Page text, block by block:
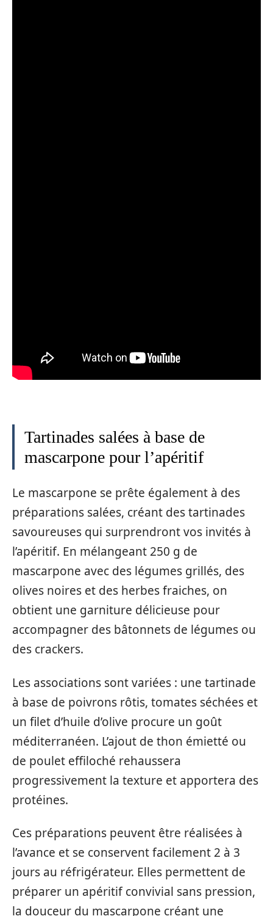
Tartinades salées à base de
mascarpone pour l’apéritif
Le mascarpone se prête également à des
préparations salées, créant des tartinades
savoureuses qui surprendront vos invités à
l’apéritif. En mélangeant 250 g de
mascarpone avec des légumes grillés, des
olives noires et des herbes fraiches, on
obtient une garniture délicieuse pour
accompagner des bâtonnets de légumes ou
des crackers.
Les associations sont variées : une tartinade
à base de poivrons rôtis, tomates séchées et
un filet d’huile d’olive procure un goût
méditerranéen. L’ajout de thon émietté ou
de poulet effiloché rehaussera
progressivement la texture et apportera des
protéines.
Ces préparations peuvent être réalisées à
l’avance et se conservent facilement 2 à 3
jours au réfrigérateur. Elles permettent de
préparer un apéritif convivial sans pression,
la douceur du mascarpone créant une